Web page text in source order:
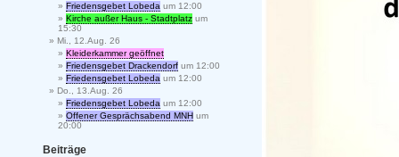
Friedensgebet Lobeda um 12:00
Kirche außer Haus - Stadtplatz um
15:30
Mi., 12.Aug. 26
Kleiderkammer geöffnet
Friedensgebet Drackendorf um 12:00
Friedensgebet Lobeda um 12:00
Do., 13.Aug. 26
Friedensgebet Lobeda um 12:00
Offener Gesprächsabend MNH um
20:00
Beiträge